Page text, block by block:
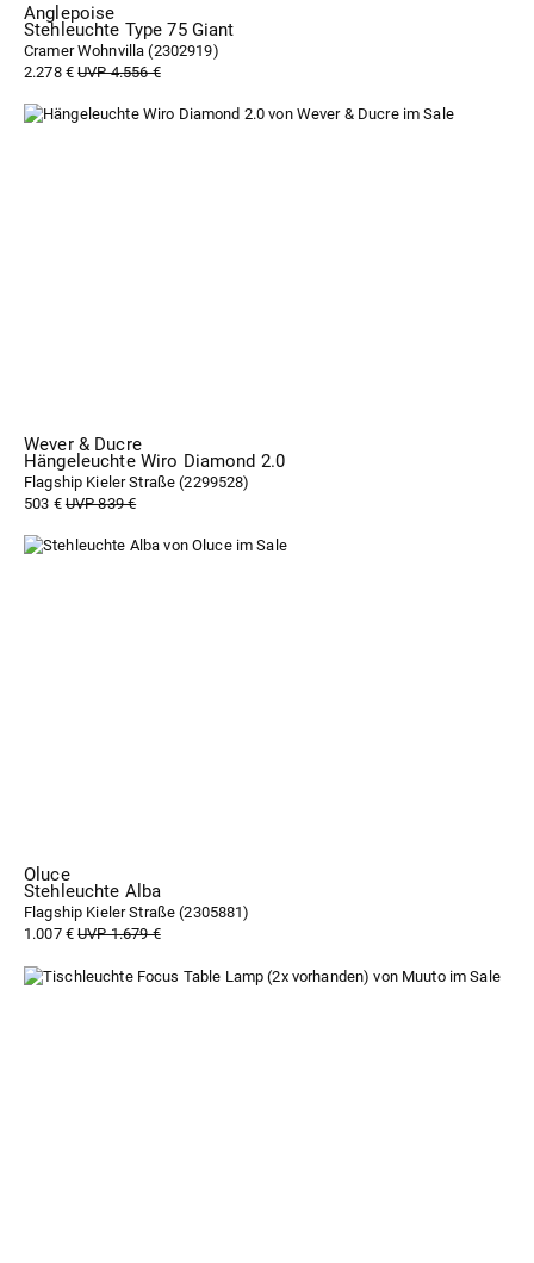
Anglepoise
Stehleuchte Type 75 Giant
Cramer Wohnvilla (2302919)
2.278 €UVP 4.556 €
Wever & Ducre
Hängeleuchte Wiro Diamond 2.0
Flagship Kieler Straße (2299528)
503 €UVP 839 €
Oluce
Stehleuchte Alba
Flagship Kieler Straße (2305881)
1.007 €UVP 1.679 €